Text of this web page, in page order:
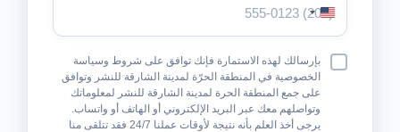
الولايات
المتحدة
الأمريكية
+1
شروط بإرسالك لهذه الاستمارة فإنك توافق على شروط وسياسة
الخصوصية في المنطقة الحرّة لمدينة الشارقة للنشر وتوافق
على جمع المنطقة الحرة لمدينة الشارقة للنشر لمعلوماتك
وتواصلهم معك عبر البريد الإلكتروني أو الهاتف أو واتساب.
يرجى أخذ العلم بأنه نتيجة لأوقات عملنا 24/7 فقد تتلقى منا